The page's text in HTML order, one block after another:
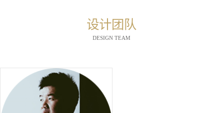
设计团队
DESIGN TEAM